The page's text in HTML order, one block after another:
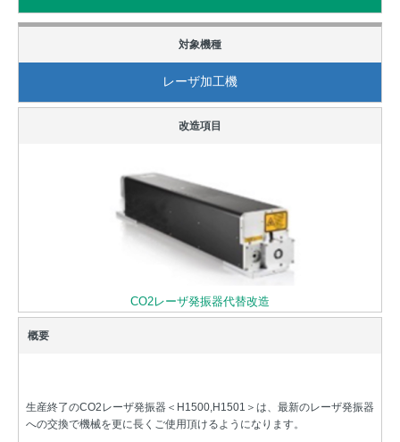
レーザ加工機
CO2レーザ発振器代替改造
生産終了のCO2レーザ発振器＜H1500,H1501＞は、最新のレーザ発振器
への交換で機械を更に長くご使用頂けるようになります。